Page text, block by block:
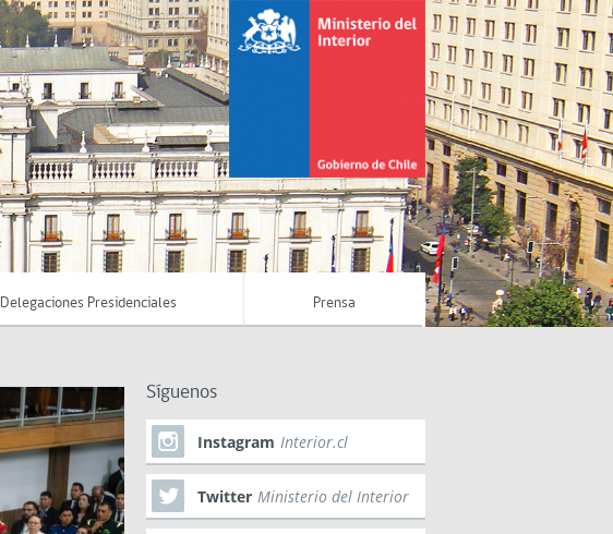
Delegaciones Presidenciales Prensa
Síguenos
Instagram Interior.cl
Twitter Ministerio del Interior